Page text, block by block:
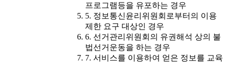
프로그램등을 유포하는 경우
5. 정보통신윤리위원회로부터의 이용
제한 요구 대상인 경우
6. 선거관리위원회의 유권해석 상의 불
법선거운동을 하는 경우
7. 서비스를 이용하여 얻은 정보를 교육